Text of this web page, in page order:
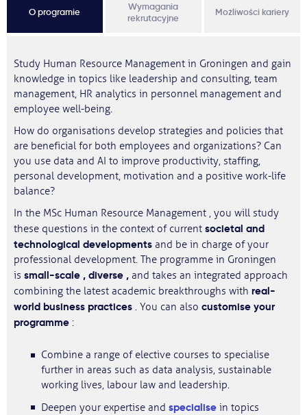
O programie
Wymagania
rekrutacyjne
Możliwości kariery
Study Human Resource Management in Groningen and gain
knowledge in topics like leadership and consulting, team
management, HR analytics in personnel management and
employee well-being.
How do organisations develop strategies and policies that
are beneficial for both employees and organizations? Can
you use data and AI to improve productivity, staffing,
personal development, motivation and a positive work-life
balance?
In the MSc Human Resource Management , you will study
these questions in the context of current societal and
technological developments and be in charge of your
professional development. The programme in Groningen
is small-scale , diverse , and takes an integrated approach
combining the latest academic breakthroughs with real-
world business practices . You can also customise your
programme :
Combine a range of elective courses to specialise
further in areas such as data analysis, sustainable
working lives, labour law and leadership.
Deepen your expertise and specialise in topics